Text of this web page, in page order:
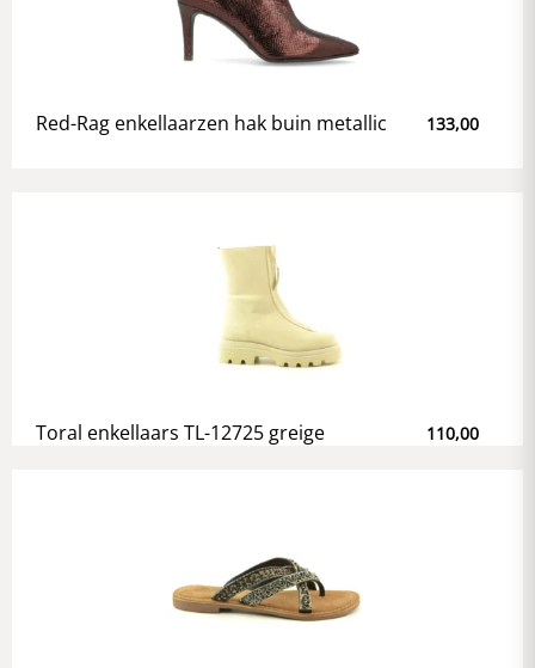
Red-Rag enkellaarzen hak buin metallic 133,00
Toral enkellaars TL-12725 greige 110,00